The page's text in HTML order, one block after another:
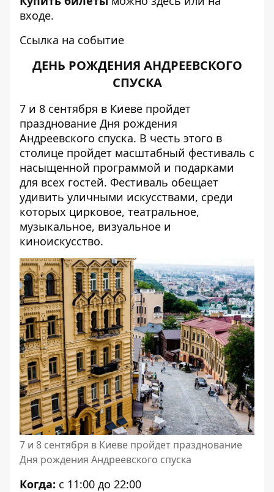
входе.
Ссылка на событие
ДЕНЬ РОЖДЕНИЯ АНДРЕЕВСКОГО
СПУСКА
7 и 8 сентября в Киеве пройдет
празднование Дня рождения
Андреевского спуска. В честь этого в
столице пройдет масштабный фестиваль с
насыщенной программой и подарками
для всех гостей. Фестиваль обещает
удивить уличными искусствами, среди
которых цирковое, театральное,
музыкальное, визуальное и
киноискусство.
7 и 8 сентября в Киеве пройдет празднование
Дня рождения Андреевского спуска
Когда: с 11:00 до 22:00